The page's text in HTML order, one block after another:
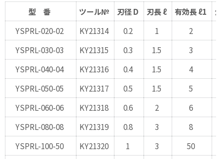
型 番 ツール№ 刃径 D 刃長 ℓ 有効長 ℓ1
YSPRL-020-02
KY21314 0.2 1
2
YSPRL-030-03
KY21315 0.3 1.5
3
YSPRL-040-04
KY21316 0.4 1.5
4
YSPRL-050-05
KY21317 0.5 1.5
5
YSPRL-060-06
KY21318 0.6 2
6
YSPRL-080-08
KY21319 0.8 3
8
YSPRL-100-50
KY21320 1 3 50